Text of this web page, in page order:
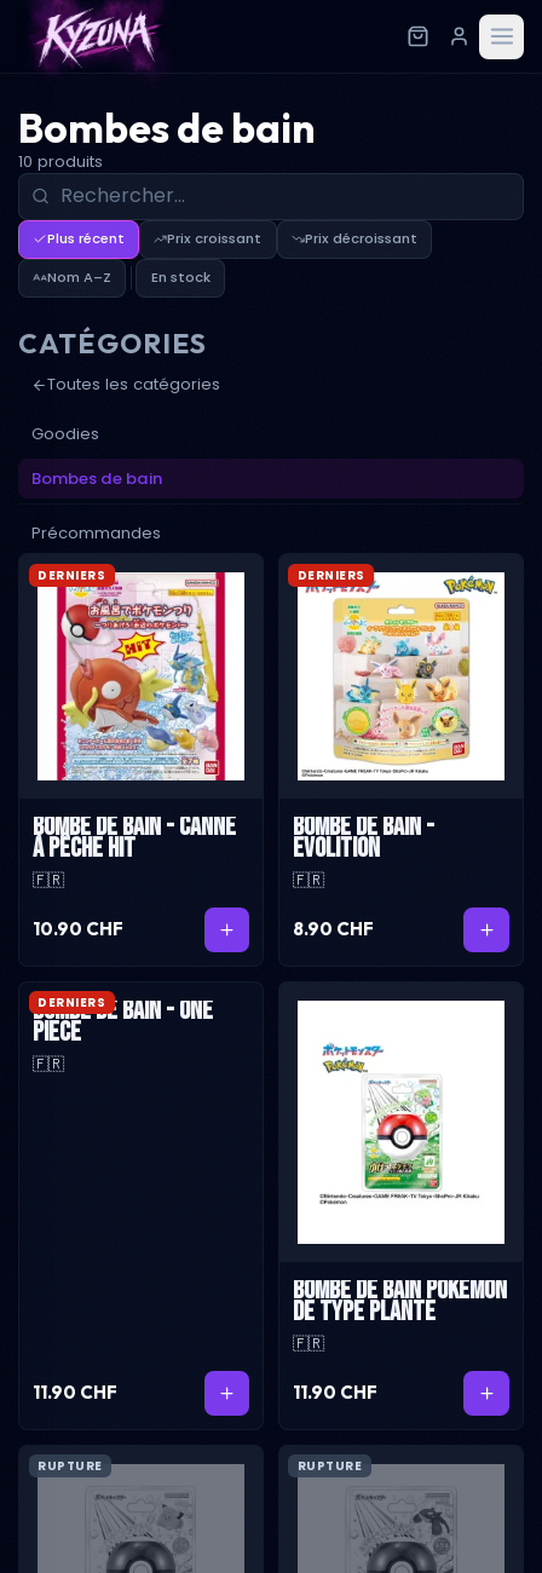
Bombes de bain
10 produits
Plus récent Prix croissant
Prix décroissant
Nom A–Z
En stock
CATÉGORIES
Toutes les catégories
Goodies
Bombes de bain
Précommandes
DERNIERS
Bombe de bain - Canne
à pêche HIT
🇫🇷
10.90 CHF
DERNIERS
Bombe de bain -
Evolition
🇫🇷
8.90 CHF
DERNIERS
Bombe de bain - One
Piece
🇫🇷
11.90 CHF
Bombe de bain pokémon
de type plante
🇫🇷
11.90 CHF
RUPTURE RUPTURE